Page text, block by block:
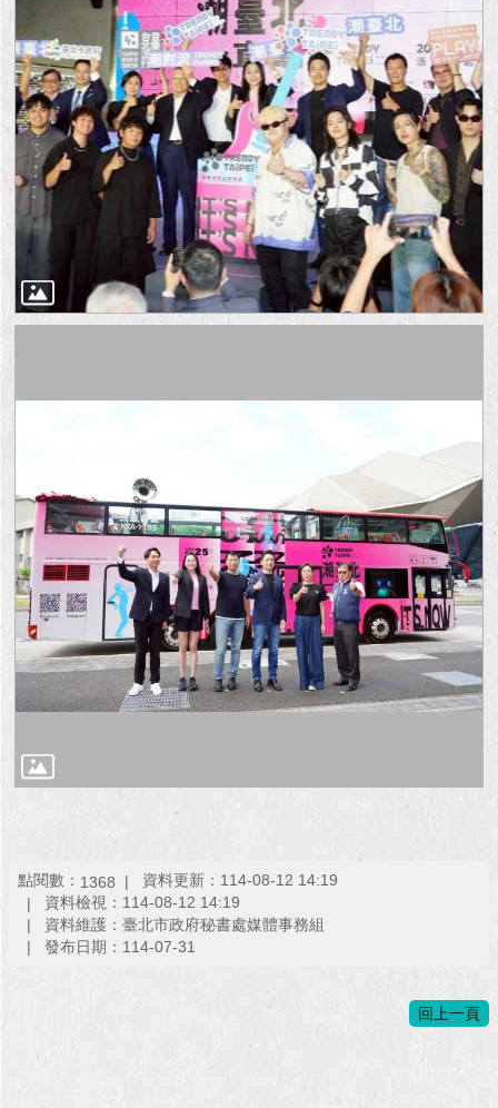
點閱數： 1368
資料更新：114-08-12 14:19
資料檢視：114-08-12 14:19
資料維護：臺北市政府秘書處媒體事務組
發布日期：114-07-31
回上一頁